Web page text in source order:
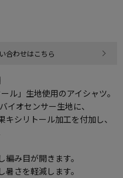
合わせはこちら
ル」生地使用のアイシャツ。
イオセンサー生地に、
シリトール加工を付加し、
み目が開きます。
さを軽減します。